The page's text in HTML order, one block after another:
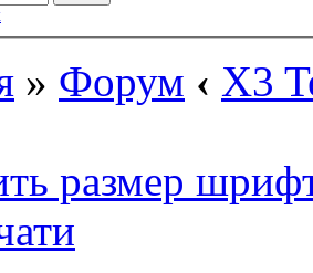
» Форум ‹ X3
размер